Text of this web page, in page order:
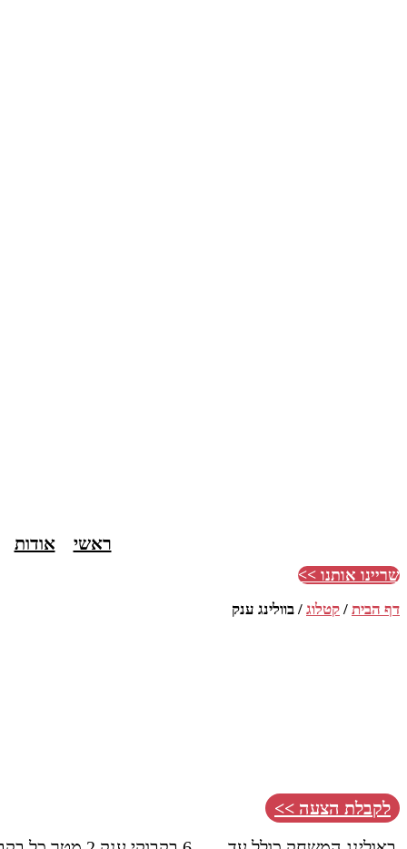
ראשי אודות
שריינו אותנו >>
דף הבית / קטלוג / בוולינג ענק
לקבלת הצעה >>